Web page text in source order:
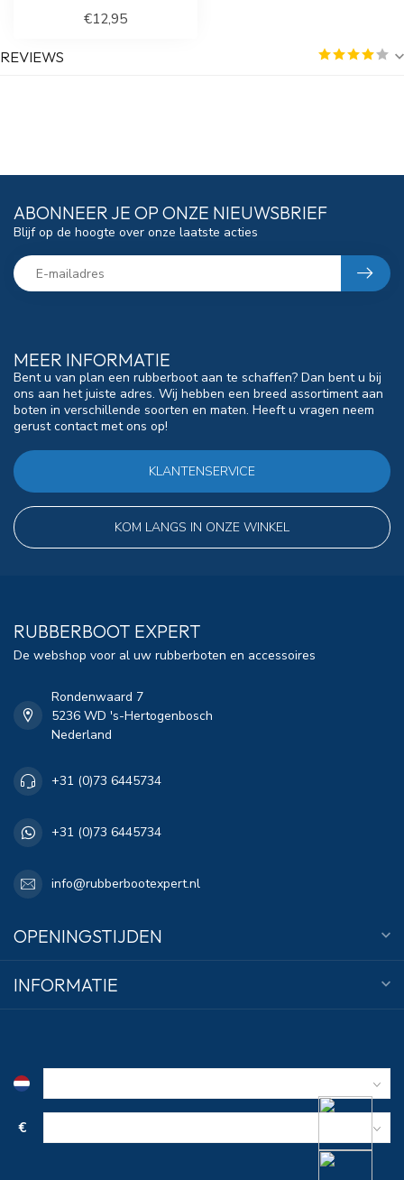
€12,95
REVIEWS
MEER INFORMATIE
Bent u van plan een rubberboot aan te schaffen? Dan bent u bij
ons aan het juiste adres. Wij hebben een breed assortiment aan
boten in verschillende soorten en maten. Heeft u vragen neem
gerust contact met ons op!
KLANTENSERVICE
KOM LANGS IN ONZE WINKEL
ABONNEER JE OP ONZE NIEUWSBRIEF
Blijf op de hoogte over onze laatste acties
RUBBERBOOT EXPERT
De webshop voor al uw rubberboten en accessoires
Rondenwaard 7
5236 WD 's-Hertogenbosch
Nederland
+31 (0)73 6445734
+31 (0)73 6445734
info@rubberbootexpert.nl
OPENINGSTIJDEN
INFORMATIE
€